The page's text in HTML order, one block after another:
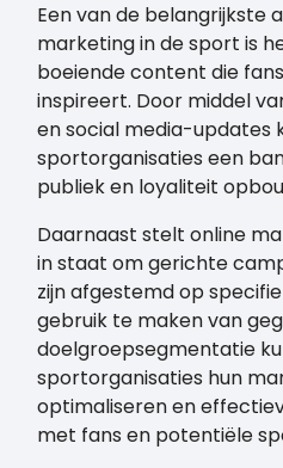
Een van de belangrijkste
marketing in de sport is
boeiende content die
inspireert. Door middel
en social media-updates
sportorganisaties een
publiek en loyaliteit
Daarnaast stelt online
in staat om gerichte
zijn afgestemd op
gebruik te maken van
doelgroepsegmentatie
sportorganisaties hun
optimaliseren en
met fans en potentiële